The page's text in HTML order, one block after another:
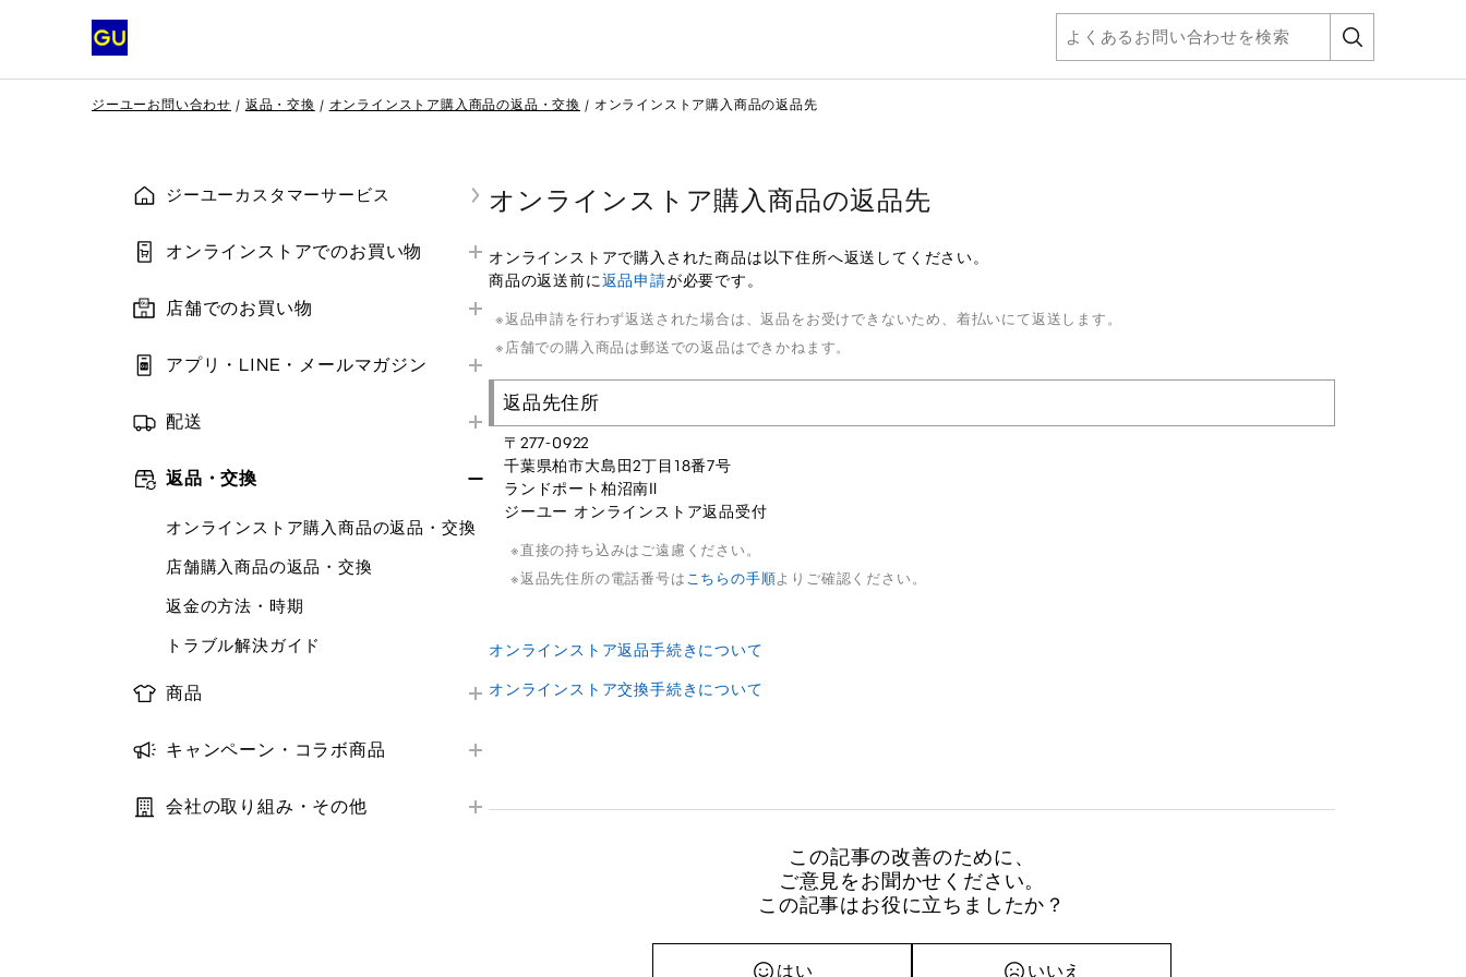
ジーユーお問い合わせ 返品・交換 オンラインストア購入商品の返品・交換 オンラインストア購入商品の返品先
ジーユーカスタマーサービス
オンラインストアでのお買い物
ご注文方法
クーポン
ORDER & PICK
予約販売
補正サービス
梱包・ギフトサービス
トラブル解決ガイド
店舗でのお買い物
補正サービス
店舗サービスアンケート
トラブル解決ガイド
アプリ・LINE・メールマガジン
アプリ・LINE
メールマガジン
ログイン・会員情報
購入履歴
クーポン
StyleHint・LIVE STATION
配送
お届け日数
配送状況の確認
お届け先・日時の変更
トラブル解決ガイド
返品・交換
オンラインストア購入商品の返品・交換
店舗購入商品の返品・交換
返金の方法・時期
トラブル解決ガイド
商品
在庫
キャンペーン・コラボ商品
コラボ商品
会社の取り組み・その他
オンラインストア購入商品の返品先
オンラインストアで購入された商品は以下住所へ返送してください。
商品の返送前に返品申請が必要です。
返品申請を行わず返送された場合は、返品をお受けできないため、着払いにて返送します。
店舗での購入商品は郵送での返品はできかねます。
返品先住所
〒277-0922
千葉県柏市大島田2丁目18番7号
ランドポート柏沼南Ⅱ
ジーユー オンラインストア返品受付
直接の持ち込みはご遠慮ください。
返品先住所の電話番号は こちらの手順よりご確認ください。
オンラインストア返品手続きについて
オンラインストア交換手続きについて
この記事の改善のために、
ご意見をお聞かせください。
この記事はお役に立ちましたか？
はい いいえ